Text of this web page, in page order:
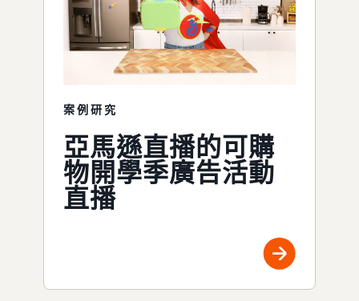
案例研究
亞馬遜直播的可購
物開學季廣告活動
直播